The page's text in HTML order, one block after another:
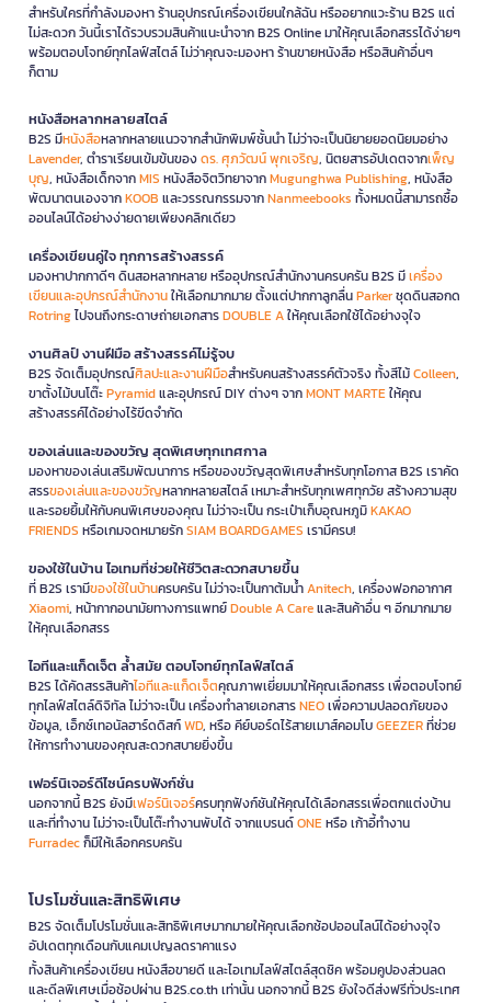
สำหรับใครที่กำลังมองหา ร้านอุปกรณ์เครื่องเขียนใกล้ฉัน หรืออยากแวะร้าน B2S แต่
ไม่สะดวก วันนี้เราได้รวบรวมสินค้าแนะนำจาก B2S Online มาให้คุณเลือกสรรได้ง่ายๆ
พร้อมตอบโจทย์ทุกไลฟ์สไตล์ ไม่ว่าคุณจะมองหา ร้านขายหนังสือ หรือสินค้าอื่นๆ
ก็ตาม
หนังสือหลากหลายสไตล์
B2S มีหนังสือหลากหลายแนวจากสำนักพิมพ์ชั้นนำ ไม่ว่าจะเป็นนิยายยอดนิยมอย่าง
Lavender, ตำราเรียนเข้มข้นของดร. ศุภวัฒน์ พุกเจริญ, นิตยสารอัปเดตจากเพ็ญ
บุญ, หนังสือเด็กจากMIS หนังสือจิตวิทยาจากMugunghwa Publishing, หนังสือ
พัฒนาตนเองจากKOOB และวรรณกรรมจากNanmeebooks ทั้งหมดนี้สามารถซื้อ
ออนไลน์ได้อย่างง่ายดายเพียงคลิกเดียว
เครื่องเขียนคู่ใจ ทุกการสร้างสรรค์
มองหาปากกาดีๆ ดินสอหลากหลาย หรืออุปกรณ์สำนักงานครบครัน B2S มีเครื่อง
เขียนและอุปกรณ์สำนักงานให้เลือกมากมาย ตั้งแต่ปากกาลูกลื่นParkerชุดดินสอกด
Rotringไปจนถึงกระดาษถ่ายเอกสารDOUBLE Aให้คุณเลือกใช้ได้อย่างจุใจ
งานศิลป์ งานฝีมือ สร้างสรรค์ไม่รู้จบ
B2S จัดเต็มอุปกรณ์ศิลปะและงานฝีมือสำหรับคนสร้างสรรค์ตัวจริง ทั้งสีไม้Colleen,
ขาตั้งไม้บนโต๊ะPyramidและอุปกรณ์ DIY ต่างๆ จากMONT MARTEให้คุณ
สร้างสรรค์ได้อย่างไร้ขีดจำกัด
ของเล่นและของขวัญ สุดพิเศษทุกเทศกาล
มองหาของเล่นเสริมพัฒนาการ หรือของขวัญสุดพิเศษสำหรับทุกโอกาส B2S เราคัด
สรรของเล่นและของขวัญหลากหลายสไตล์ เหมาะสำหรับทุกเพศทุกวัย สร้างความสุข
และรอยยิ้มให้กับคนพิเศษของคุณ ไม่ว่าจะเป็น กระเป๋าเก็บอุณหภูมิKAKAO
FRIENDS หรือเกมจดหมายรักSIAM BOARDGAMES เรามีครบ!
ของใช้ในบ้าน ไอเทมที่ช่วยให้ชีวิตสะดวกสบายขึ้น
ที่ B2S เรามีของใช้ในบ้านครบครัน ไม่ว่าจะเป็นกาต้มน้ำAnitech, เครื่องฟอกอากาศ
Xiaomi, หน้ากากอนามัยทางการแพทย์Double A Careและสินค้าอื่น ๆ อีกมากมาย
ให้คุณเลือกสรร
ไอทีและแก็ดเจ็ต ล้ำสมัย ตอบโจทย์ทุกไลฟ์สไตล์
B2S ได้คัดสรรสินค้าไอทีและแก็ดเจ็ตคุณภาพเยี่ยมมาให้คุณเลือกสรร เพื่อตอบโจทย์
ทุกไลฟ์สไตล์ดิจิทัล ไม่ว่าจะเป็น เครื่องทำลายเอกสารNEOเพื่อความปลอดภัยของ
ข้อมูล, เอ็กซ์เทอนัลฮาร์ดดิสก์WD, หรือ คีย์บอร์ดไร้สายเมาส์คอมโบGEEZERที่ช่วย
ให้การทำงานของคุณสะดวกสบายยิ่งขึ้น
เฟอร์นิเจอร์ดีไซน์ครบฟังก์ชั่น
นอกจากนี้ B2S ยังมีเฟอร์นิเจอร์ครบทุกฟังก์ชันให้คุณได้เลือกสรรเพื่อตกแต่งบ้าน
และที่ทำงาน ไม่ว่าจะเป็นโต๊ะทำงานพับได้ จากแบรนด์ONEหรือ เก้าอี้ทำงาน
Furradecก็มีให้เลือกครบครัน
โปรโมชั่นและสิทธิพิเศษ
B2S จัดเต็มโปรโมชั่นและสิทธิพิเศษมากมายให้คุณเลือกช้อปออนไลน์ได้อย่างจุใจ
อัปเดตทุกเดือนกับแคมเปญลดราคาแรง
ทั้งสินค้าเครื่องเขียน หนังสือขายดี และไอเทมไลฟ์สไตล์สุดชิค พร้อมคูปองส่วนลด
และดีลพิเศษเมื่อช้อปผ่าน B2S.co.th เท่านั้น นอกจากนี้ B2S ยังใจดีส่งฟรีทั่วประเทศ